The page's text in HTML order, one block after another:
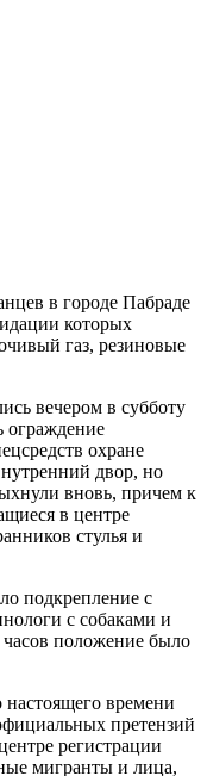
в городе Пабраде
которых
газ, резиновые
вечером в субботу
ограждение
охране
двор, но
вновь, причем к
в центре
стулья и
подкрепление с
с собаками и
часов положение было
времени
претензий
регистрации
мигранты и лица,